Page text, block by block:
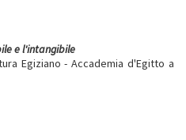
e l'intangibile
Egiziano - Accademia d'Egitto a